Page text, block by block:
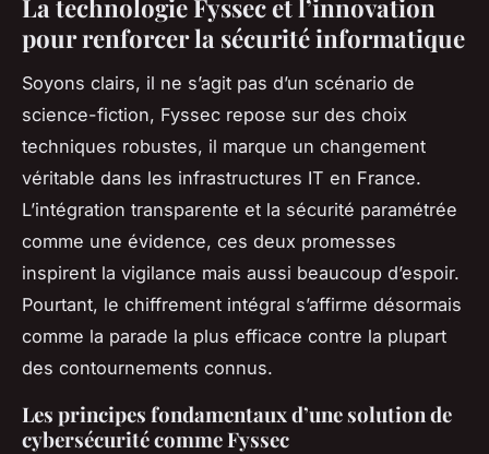
La technologie Fyssec et l’innovation
pour renforcer la sécurité informatique
Soyons clairs, il ne s’agit pas d’un scénario de
science-fiction, Fyssec repose sur des choix
techniques robustes, il marque un changement
véritable dans les infrastructures IT en France.
L’intégration transparente et la sécurité paramétrée
comme une évidence, ces deux promesses
inspirent la vigilance mais aussi beaucoup d’espoir.
Pourtant, le chiffrement intégral s’affirme désormais
comme la parade la plus efficace contre la plupart
des contournements connus.
Les principes fondamentaux d’une solution de
cybersécurité comme Fyssec